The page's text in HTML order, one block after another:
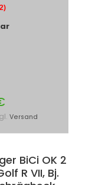
Versand
BiCi OK 2
R VII, Bj.